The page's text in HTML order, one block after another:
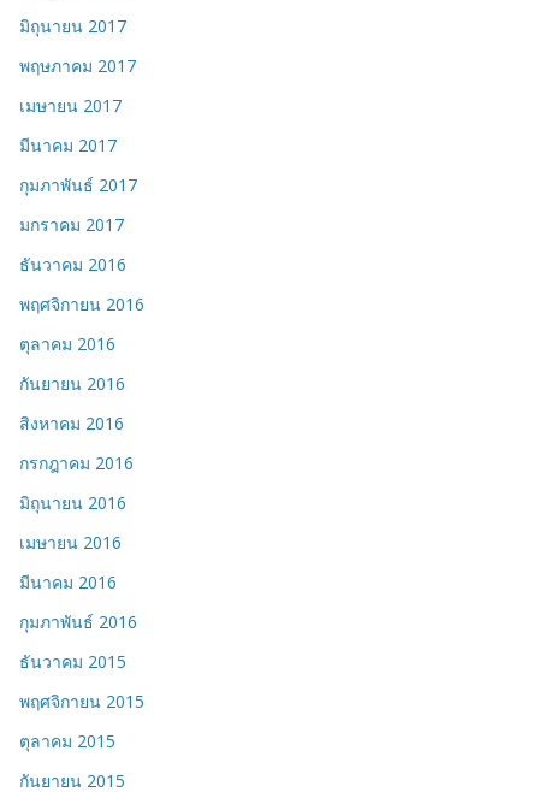
มิถุนายน 2017
พฤษภาคม 2017
เมษายน 2017
มีนาคม 2017
กุมภาพันธ์ 2017
มกราคม 2017
ธันวาคม 2016
พฤศจิกายน 2016
ตุลาคม 2016
กันยายน 2016
สิงหาคม 2016
กรกฎาคม 2016
มิถุนายน 2016
เมษายน 2016
มีนาคม 2016
กุมภาพันธ์ 2016
ธันวาคม 2015
พฤศจิกายน 2015
ตุลาคม 2015
กันยายน 2015